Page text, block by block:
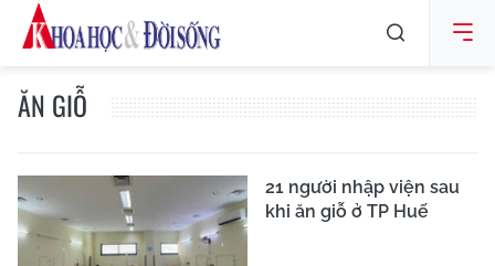
ĂN GIỖ
21 người nhập viện sau
khi ăn giỗ ở TP Huế